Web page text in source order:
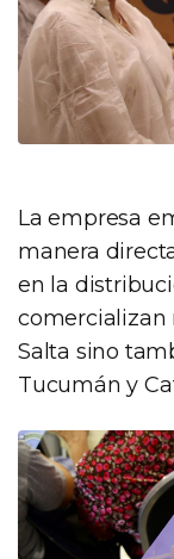
La empresa
manera
en la
comercializan
Salta sino
Tucumán y